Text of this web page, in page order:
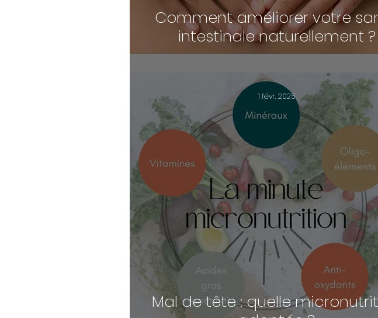
Comment améliorer votre
intestinale naturellement ?
1 févr. 2025
Mal de tête : quelle